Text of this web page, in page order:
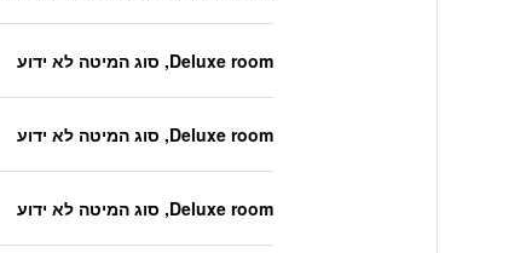
Deluxe room, סוג המיטה לא ידוע
Deluxe room, סוג המיטה לא ידוע
Deluxe room, סוג המיטה לא ידוע